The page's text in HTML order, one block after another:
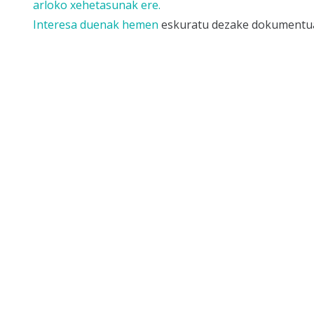
arloko xehetasunak ere.
Interesa duenak hemen eskuratu dezake